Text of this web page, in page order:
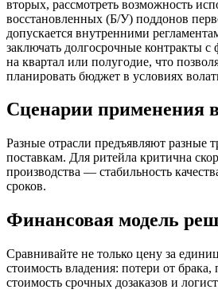
вторых, рассмотреть возможность
восстановленных (Б/У) поддонов
допускается внутренними
заключать долгосрочные контракты
на квартал или полугодие, что
планировать бюджет в условиях
Сценарии применения в
Разные отрасли предъявляют разные
поставкам. Для ритейла критична
производства — стабильность
сроков.
Финансовая модель
Сравнивайте не только цену за
стоимость владения: потери от брака,
стоимость срочных дозаказов и